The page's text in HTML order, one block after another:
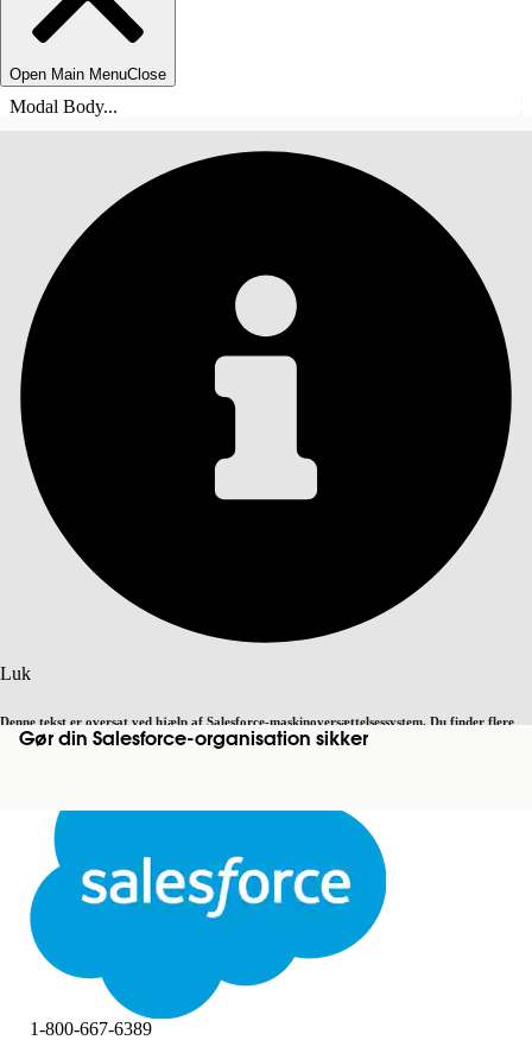
Open Main MenuClose
Modal Body...
Luk
Denne tekst er oversat ved hjælp af Salesforce-maskinoversættelsessystem. Du finder flere
detaljer her. Skift til engelsk Ikke nu
Luk
Gør din Salesforce-organisation sikker
INDHOLD
1-800-667-6389